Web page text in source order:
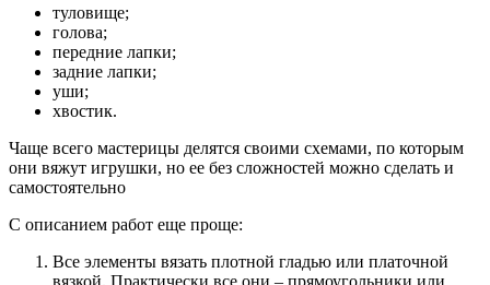
туловище;
голова;
передние лапки;
задние лапки;
уши;
хвостик.
Чаще всего мастерицы делятся своими схемами, по которым
они вяжут игрушки, но ее без сложностей можно сделать и
самостоятельно
С описанием работ еще проще:
Все элементы вязать плотной гладью или платочной
вязкой. Практически все они – прямоугольники или